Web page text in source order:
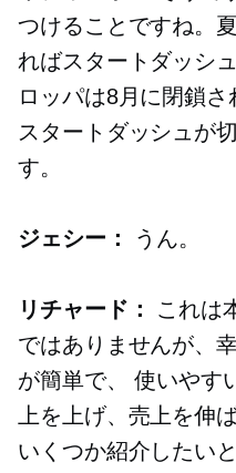
つけることですね。
ればスタートダッシ
ロッパは8月に閉鎖
スタートダッシュが
す。
ジェシー： うん。
リチャード：
これは
ではありませんが、
が簡単で、使いやす
上を上げ、売上を伸
いくつか紹介したい